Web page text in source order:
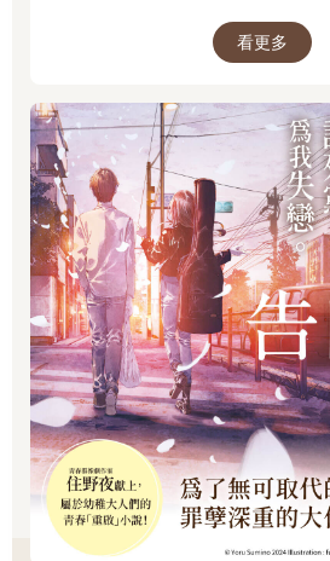
今天午夜，更好的是，遇到週末讓你可
「誰跟你說我需要暫緩的？」
「沒有。」
嘲諷的笑容再度浮現。
「我想也是……所以你想怎麼樣？延期
在生意上是很講規矩的。」
「你要求的利息就不是了！」
「你來這裡借錢的時候心裡就有數了。
「有數歸有數。四百萬現金換一張五百
吧。」
「可憐的小白兔！借這筆錢的時候都
嘛，老兄。我借你錢的時候可沒陰你。
著風險的。如果週一早上九點沒把這張
付證書。」
「不用那麼麻煩，因為我現在就可以簽
薄格利睜大雙眼，滿是訝異：「一張支
「對，一張支票。你知道支票是什麼吧
「別鬧了，庫爾托瓦，」高利貸業者低
開玩笑。你給我簽一張支票，我就把匯
「重啟」小說！我想要，讓死
看更多